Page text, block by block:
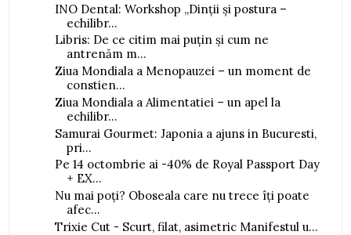
INO Dental: Workshop „Dinții și postura –
echilibr...
Libris: De ce citim mai puțin și cum ne
antrenăm m...
Ziua Mondiala a Menopauzei – un moment de
constien...
Ziua Mondiala a Alimentatiei – un apel la
echilibr...
Samurai Gourmet: Japonia a ajuns in Bucuresti,
pri...
Pe 14 octombrie ai -40% de Royal Passport Day
+ EX...
Nu mai poți? Oboseala care nu trece îți poate
afec...
Trixie Cut - Scurt, filat, asimetric Manifestul u...